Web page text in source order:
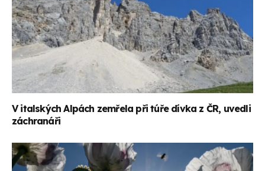
V italských Alpách zemřela při túře dívka z ČR, uvedli
záchranáři